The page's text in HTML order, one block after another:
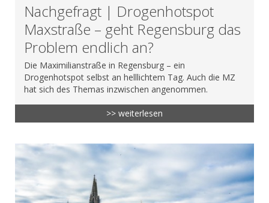
Nachgefragt | Drogenhotspot
Maxstraße – geht Regensburg das
Problem endlich an?
Die Maximilianstraße in Regensburg – ein
Drogenhotspot selbst an helllichtem Tag. Auch die MZ
hat sich des Themas inzwischen angenommen.
>> weiterlesen